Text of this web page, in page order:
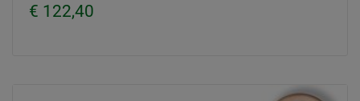
€ 122,40